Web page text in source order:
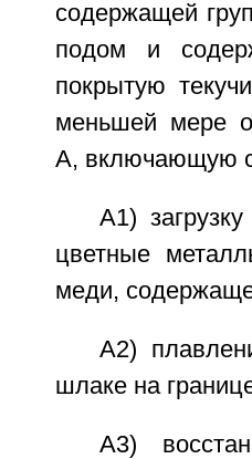
содержащей
подом и
покрытую
меньшей мере
А, включающую
А1)
цветные
меди,
А2)
шлаке на
A3)